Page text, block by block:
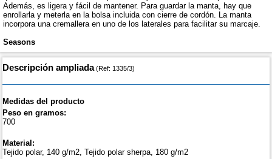
Además, es ligera y fácil de mantener. Para guardar la manta, hay que
enrollarla y meterla en la bolsa incluida con cierre de cordón. La manta
incorpora una cremallera en uno de los laterales para facilitar su marcaje.
Seasons
Descripción ampliada(Ref: 1335/3)
Medidas del producto
Peso en gramos:
700
Material:
Tejido polar, 140 g/m2, Tejido polar sherpa, 180 g/m2